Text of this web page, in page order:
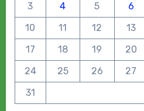
3
4 5 6
10
11 12 13
17
18 19 20
24
25 26 27
31